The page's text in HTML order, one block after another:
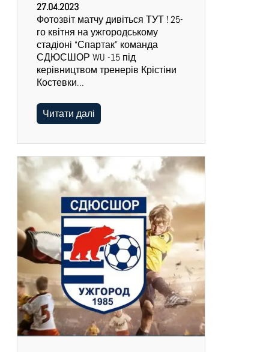
27.04.2023
Фотозвіт матчу дивіться ТУТ ! 25-
го квітня на ужгородському
стадіоні “Спартак” команда
СДЮСШОР WU -15 під
керівництвом тренерів Крістіни
Костевки…
Читати далі